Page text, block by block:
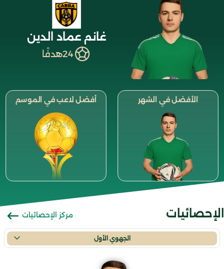
غانم عماد الدين
24هدفًا
الأفضل في الشهر أفضل لاعب في الموسم
الإحصائيات مركز الإحصائيات
الجهوي الأول